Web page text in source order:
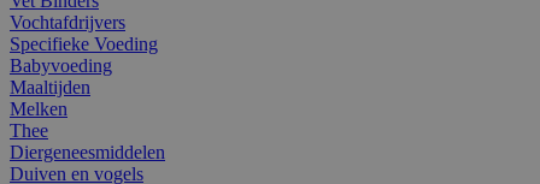
Vochtafdrijvers
Specifieke Voeding
Babyvoeding
Maaltijden
Melken
Thee
Diergeneesmiddelen
Duiven en vogels